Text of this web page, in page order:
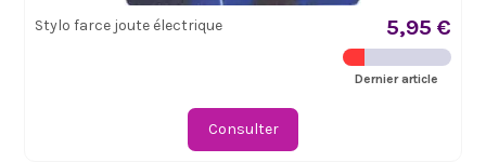
Stylo farce joute électrique 5,95 €
Dernier article
Consulter